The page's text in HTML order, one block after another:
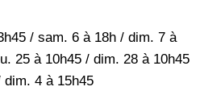
/ sam. 6 à 18h / dim. 7 à
25 à 10h45 / dim. 28 à 10h45
4 à 15h45